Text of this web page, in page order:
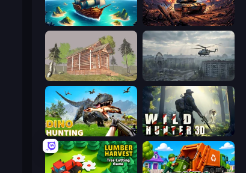
One Treasure Iron Legion
Survive In The Forest Free Rally: Pripyat
Dino Hunting Jurassic World Wild Hunter 3D